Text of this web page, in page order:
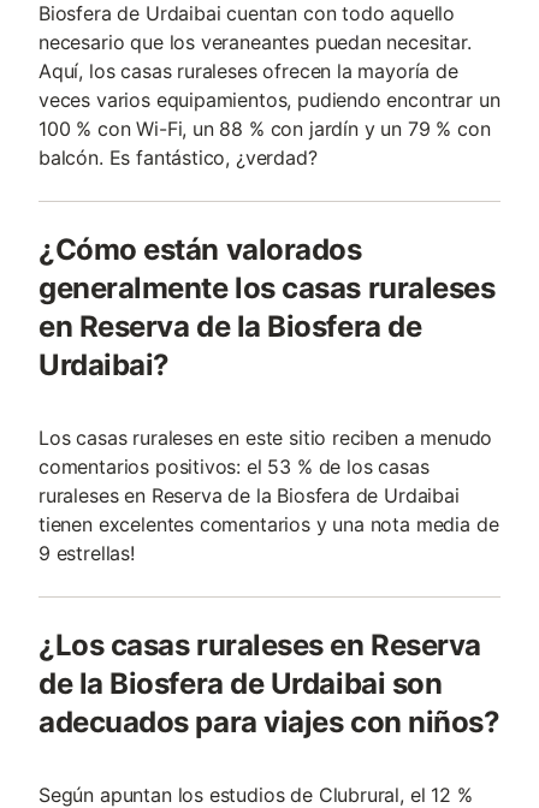
Biosfera de Urdaibai cuentan con todo aquello
necesario que los veraneantes puedan necesitar.
Aquí, los casas ruraleses ofrecen la mayoría de
veces varios equipamientos, pudiendo encontrar un
100 % con Wi-Fi, un 88 % con jardín y un 79 % con
balcón. Es fantástico, ¿verdad?
¿Cómo están valorados
generalmente los casas ruraleses
en Reserva de la Biosfera de
Urdaibai?
Los casas ruraleses en este sitio reciben a menudo
comentarios positivos: el 53 % de los casas
ruraleses en Reserva de la Biosfera de Urdaibai
tienen excelentes comentarios y una nota media de
9 estrellas!
¿Los casas ruraleses en Reserva
de la Biosfera de Urdaibai son
adecuados para viajes con niños?
Según apuntan los estudios de Clubrural, el 12 %